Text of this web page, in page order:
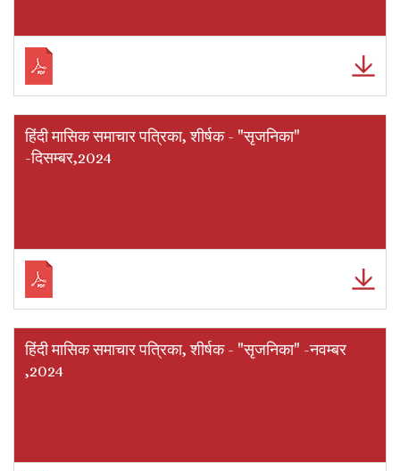
हिंदी मासिक समाचार पत्रिका, शीर्षक - "सृजनिका"
-दिसम्बर,2024
हिंदी मासिक समाचार पत्रिका, शीर्षक - "सृजनिका" -नवम्बर
,2024